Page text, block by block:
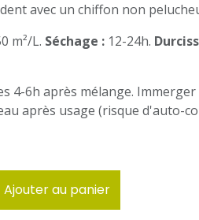
avec un chiffon non
m²/L. Séchage : 12-24h.
4-6h après mélange.
après usage (risque d'auto-
Ajouter au panier